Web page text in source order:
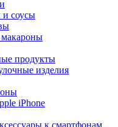
соусы
продукты
изделия
iPhone
к смартфонам